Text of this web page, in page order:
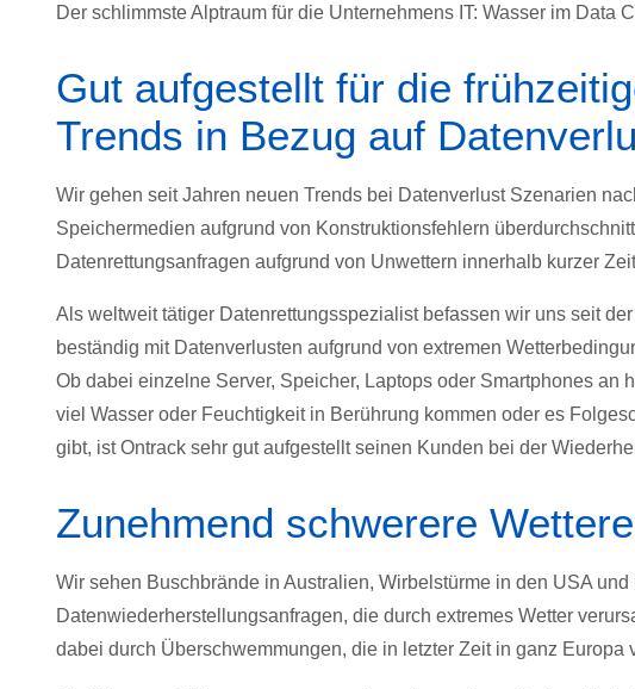
Der schlimmste Alptraum für die Unternehmens IT: Wasser im Data
Gut aufgestellt für die
Trends in Bezug auf
Wir gehen seit Jahren neuen Trends bei Datenverlust Szenarien
Speichermedien aufgrund von Konstruktionsfehlern
Datenrettungsanfragen aufgrund von Unwettern innerhalb kurzer
Als weltweit tätiger Datenrettungsspezialist befassen wir uns seit
beständig mit Datenverlusten aufgrund von extremen
Ob dabei einzelne Server, Speicher, Laptops oder Smartphones an
viel Wasser oder Feuchtigkeit in Berührung kommen oder es
gibt, ist Ontrack sehr gut aufgestellt seinen Kunden bei der
Zunehmend schwerere
Wir sehen Buschbrände in Australien, Wirbelstürme in den USA
Datenwiederherstellungsanfragen, die durch extremes Wetter
dabei durch Überschwemmungen, die in letzter Zeit in ganz Europa